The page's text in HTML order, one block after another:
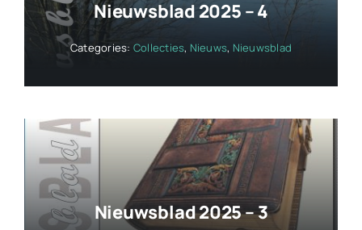
Nieuwsblad 2025 – 4
Categories: Collecties, Nieuws, Nieuwsblad
Nieuwsblad 2025 – 3